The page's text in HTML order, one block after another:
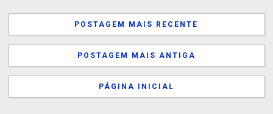
POSTAGEM MAIS RECENTE
POSTAGEM MAIS ANTIGA
PÁGINA INICIAL